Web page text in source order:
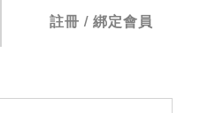
註冊 / 綁定會員